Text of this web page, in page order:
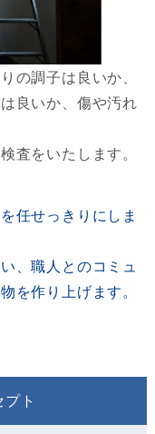
の調子は良いか、
良いか、傷や汚れ
査をいたします。
任せっきりにしま
、職人とのコミュ
を作り上げます。
ト